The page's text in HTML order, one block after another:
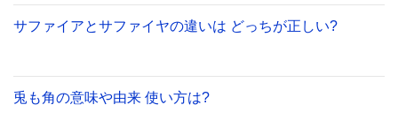
サファイアとサファイヤの違いは どっちが正しい?
兎も角の意味や由来 使い方は?